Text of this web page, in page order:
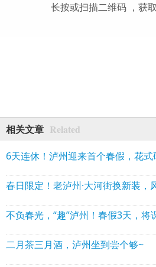
长按或扫描二维码 ，获
相关文章 Related
二月茶三月酒，泸州坐到尝个够~